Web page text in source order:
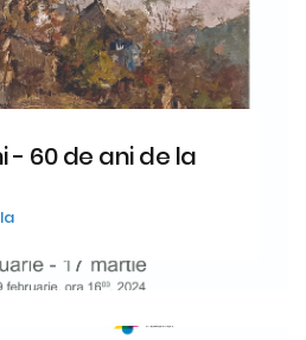
- 60 de ani de la